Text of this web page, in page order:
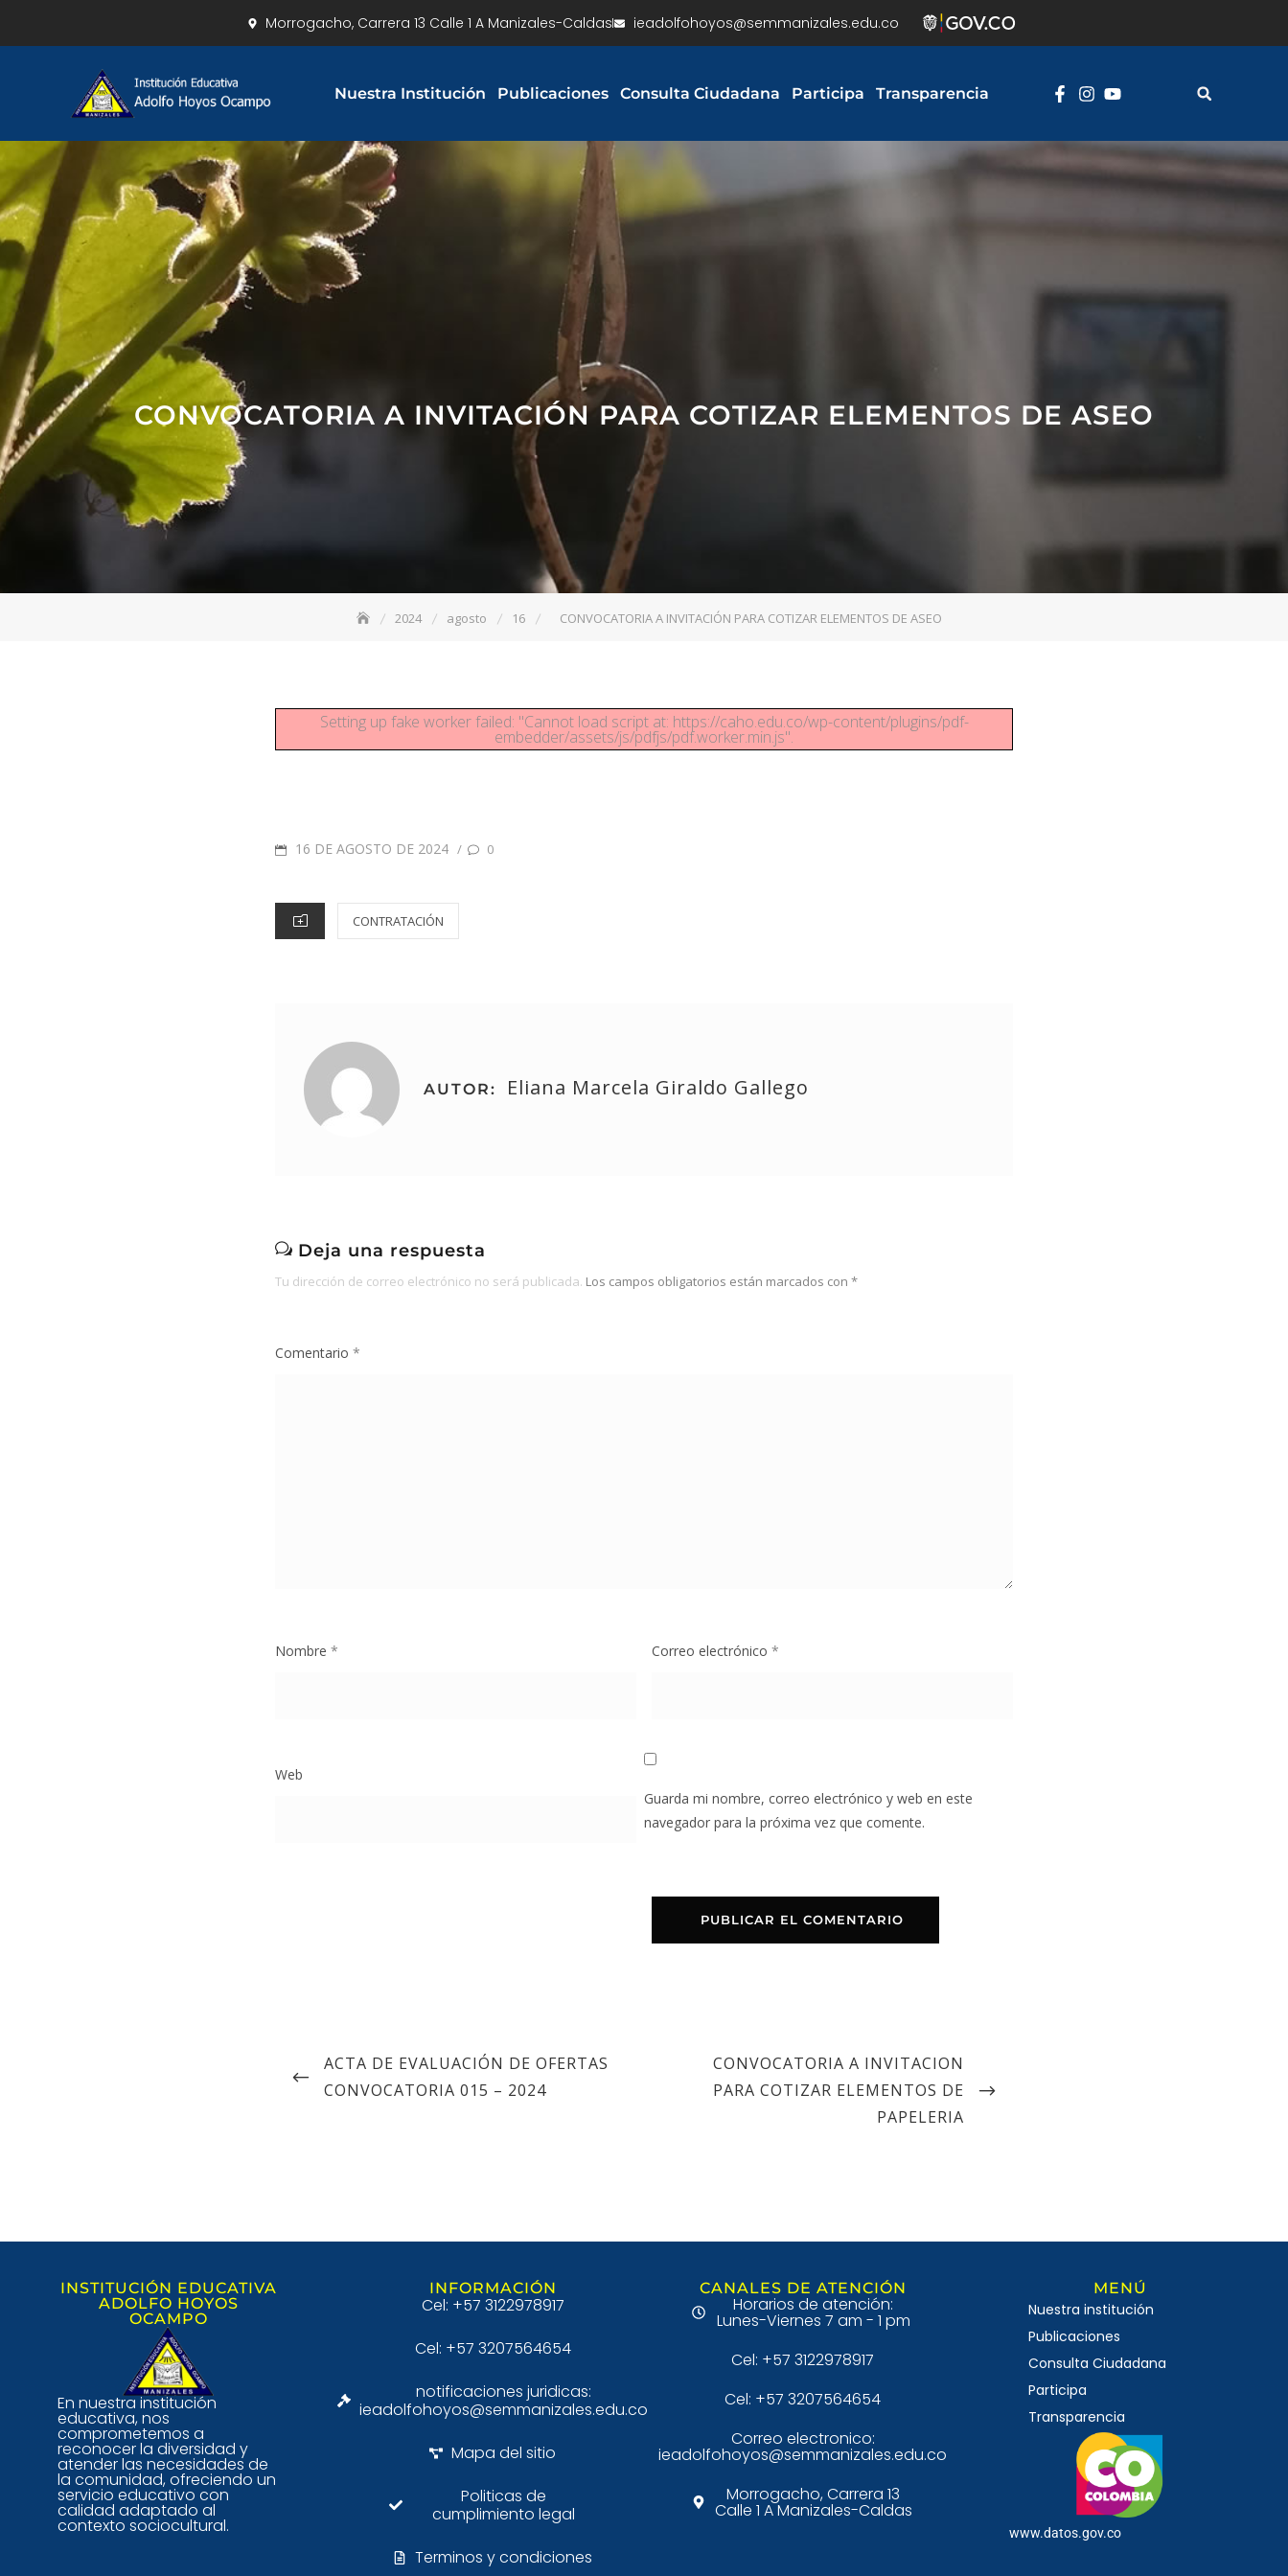
Morrogacho, Carrera 13 Calle 1 A Manizales-Caldas ieadolfohoyos@semmanizales.edu.co
Nuestra Institución Publicaciones Consulta Ciudadana Participa Transparencia
CONVOCATORIA A INVITACIÓN PARA COTIZAR ELEMENTOS DE ASEO
2024 agosto 16 CONVOCATORIA A INVITACIÓN PARA COTIZAR ELEMENTOS DE ASEO
Setting up fake worker failed: "Cannot load script at: https://caho.edu.co/wp-content/plugins/pdf-
embedder/assets/js/pdfjs/pdf.worker.min.js".
16 DE AGOSTO DE 2024 / 0
CONTRATACIÓN
AUTOR: Eliana Marcela Giraldo Gallego
Deja una respuesta
Tu dirección de correo electrónico no será publicada. Los campos obligatorios están marcados con *
Comentario *
Nombre * Correo electrónico *
Web
Guarda mi nombre, correo electrónico y web en este
navegador para la próxima vez que comente.
ACTA DE EVALUACIÓN DE OFERTAS
CONVOCATORIA 015 – 2024
CONVOCATORIA A INVITACION
PARA COTIZAR ELEMENTOS DE
PAPELERIA
INSTITUCIÓN EDUCATIVA
ADOLFO HOYOS
OCAMPO
En nuestra institución
educativa, nos
comprometemos a
reconocer la diversidad y
atender las necesidades de
la comunidad, ofreciendo un
servicio educativo con
calidad adaptado al
contexto sociocultural.
INFORMACIÓN
Cel: +57 3122978917
Cel: +57 3207564654
notificaciones juridicas:
ieadolfohoyos@semmanizales.edu.co
Mapa del sitio
Politicas de
cumplimiento legal
Terminos y condiciones
CANALES DE ATENCIÓN
Horarios de atención:
Lunes-Viernes 7 am - 1 pm
Cel: +57 3122978917
Cel: +57 3207564654
Correo electronico:
ieadolfohoyos@semmanizales.edu.co
Morrogacho, Carrera 13
Calle 1 A Manizales-Caldas
MENÚ
Nuestra institución
Publicaciones
Consulta Ciudadana
Participa
Transparencia
www.datos.gov.co